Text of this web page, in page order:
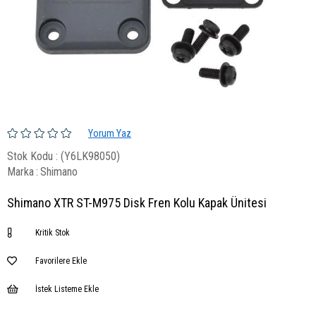
Yorum Yaz
Stok Kodu
(Y6LK98050)
Marka : Shimano
Shimano XTR ST-M975 Disk Fren Kolu Kapak Ünitesi
Kritik Stok
Favorilere Ekle
İstek Listeme Ekle